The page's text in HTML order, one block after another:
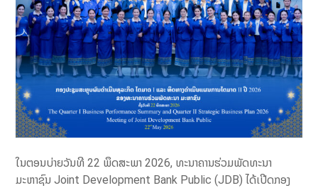
ໃນຕອນບ່າຍວັນທີ 22 ພຶດສະພາ 2026, ທະນາຄານຮ່ວມພັດທະນາ
ມະຫາຊົນ Joint Development Bank Public (JDB) ໄດ້ເປີດກອງ